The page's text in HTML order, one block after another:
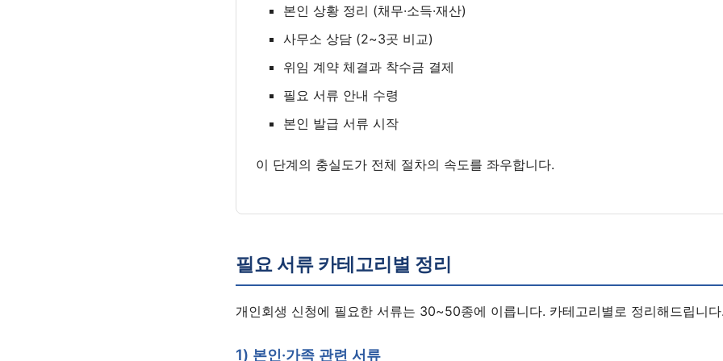
본인 상황 정리 (채무·소득·재산)
사무소 상담 (2~3곳 비교)
위임 계약 체결과 착수금 결제
필요 서류 안내 수령
본인 발급 서류 시작
이 단계의 충실도가 전체 절차의 속도를 좌우합니다.
필요 서류 카테고리별 정리
개인회생 신청에 필요한 서류는 30~50종에 이릅니다. 카테고리별로 정리해드립니
1) 본인·가족 관련 서류